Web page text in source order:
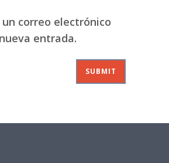
un correo electrónico
entrada.